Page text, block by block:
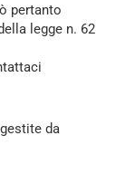
pertanto
legge n. 62
da